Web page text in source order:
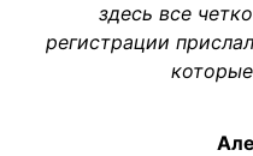
здесь все
регистрации